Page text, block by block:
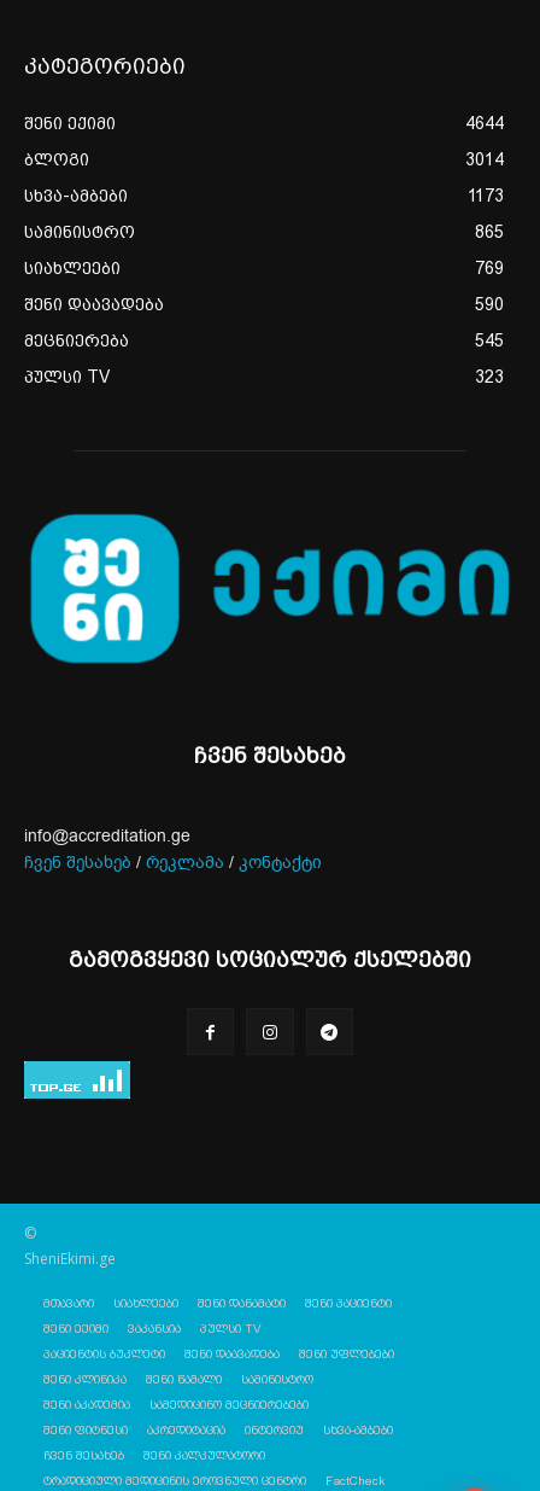
კატეგორიები
შენი ექიმი
4644
ბლოგი
3014
სხვა-ამბები
1173
სამინისტრო
865
სიახლეები
769
შენი დაავადება
590
მეცნიერება
545
პულსი TV
323
ჩვენ შესახებ
info@accreditation.ge
ჩვენ შესახებ / რეკლამა / კონტაქტი
გამოგვყევი სოციალურ ქსელებში
©
SheniEkimi.ge
მთავარი სიახლეები შენი დანამატი
შენი პაციენტი
შენი ექიმი
ვაკანსია
პულსი TV
პაციენტის ბუკლეტი
შენი დაავადება
შენი უფლებები
შენი კლინიკა
შენი წამალი
სამინისტრო
შენი აკადემია
სამედიცინო მეცნიერებები
შენი ფიტნესი
აკრედიტაცია ინტერვიუ
სხვა-ამბები
ჩვენ შესახებ
შენი კალკულატორი
ტრადიციული მედიცინის ეროვნული ცენტრი
FactCheck